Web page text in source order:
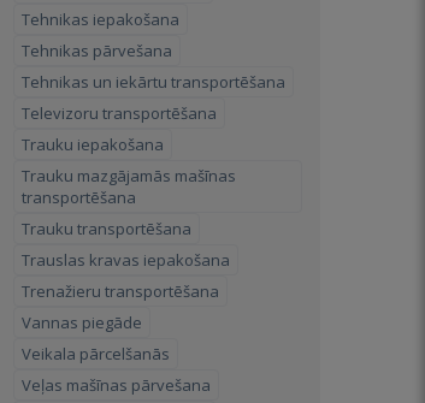
Tehnikas iepakošana
Tehnikas pārvešana
Tehnikas un iekārtu transportēšana
Televizoru transportēšana
Trauku iepakošana
Trauku mazgājamās mašīnas
transportēšana
Trauku transportēšana
Trauslas kravas iepakošana
Trenažieru transportēšana
Vannas piegāde
Veikala pārcelšanās
Veļas mašīnas pārvešana